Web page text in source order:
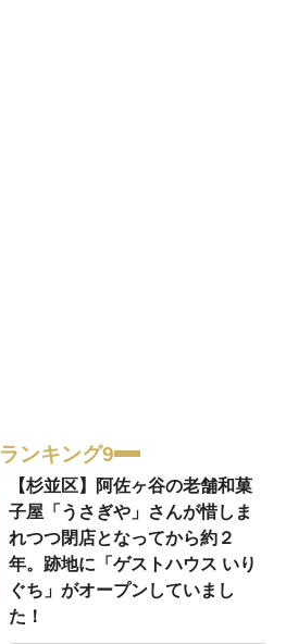
ランキング9
【杉並区】阿佐ヶ谷の老舗和菓
子屋「うさぎや」さんが惜しま
れつつ閉店となってから約２
年。跡地に「ゲストハウス いり
ぐち」がオープンしていまし
た！